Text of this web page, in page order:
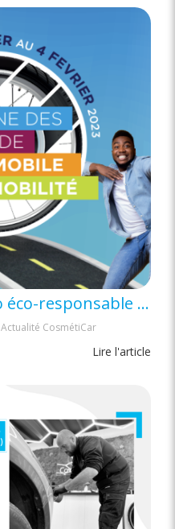
SSAM : Le lavage auto éco-responsable : CosmétiCar
Actualité CosmétiCar
Lire l'article